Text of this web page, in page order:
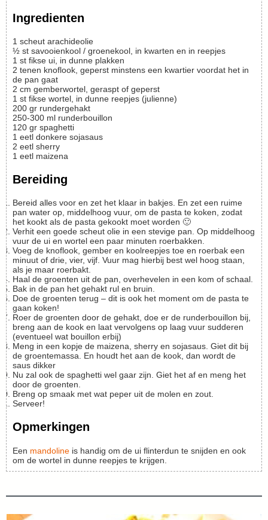
Ingredienten
1 scheut arachideolie
½ st savooienkool / groenekool, in kwarten en in reepjes
1 st fikse ui, in dunne plakken
2 tenen knoflook, geperst minstens een kwartier voordat het in
de pan gaat
2 cm gemberwortel, geraspt of geperst
1 st fikse wortel, in dunne reepjes (julienne)
200 gr rundergehakt
250-300 ml runderbouillon
120 gr spaghetti
1 eetl donkere sojasaus
2 eetl sherry
1 eetl maizena
Bereiding
Bereid alles voor en zet het klaar in bakjes. En zet een ruime
pan water op, middelhoog vuur, om de pasta te koken, zodat
het kookt als de pasta gekookt moet worden 🙂
Verhit een goede scheut olie in een stevige pan. Op middelhoog
vuur de ui en wortel een paar minuten roerbakken.
Voeg de knoflook, gember en koolreepjes toe en roerbak een
minuut of drie, vier, vijf. Vuur mag hierbij best wel hoog staan,
als je maar roerbakt.
Haal de groenten uit de pan, overhevelen in een kom of schaal.
Bak in de pan het gehakt rul en bruin.
Doe de groenten terug – dit is ook het moment om de pasta te
gaan koken!
Roer de groenten door de gehakt, doe er de runderbouillon bij,
breng aan de kook en laat vervolgens op laag vuur sudderen
(eventueel wat bouillon erbij)
Meng in een kopje de maizena, sherry en sojasaus. Giet dit bij
de groentemassa. En houdt het aan de kook, dan wordt de
saus dikker
Nu zal ook de spaghetti wel gaar zijn. Giet het af en meng het
door de groenten.
Breng op smaak met wat peper uit de molen en zout.
Serveer!
Opmerkingen
Een mandoline is handig om de ui flinterdun te snijden en ook
om de wortel in dunne reepjes te krijgen.